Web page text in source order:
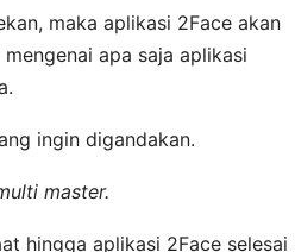
maka aplikasi 2Face akan
mengenai apa saja aplikasi
ingin digandakan.
master.
hingga aplikasi 2Face selesai